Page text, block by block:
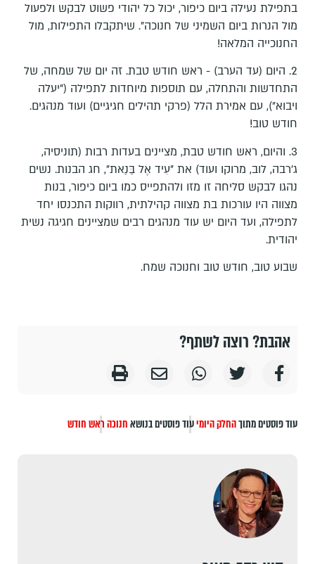
בתפילת נעילה ביום כיפור, יכול כל יהודי פשוט לבקש ולפעול
מול הנרות ביום השמיני של חנוכה". שיתקבלו התפילות, מול
החנוכייה המלאה!
2. היום (עד הערב) - ראש חודש טבת. זה יום של שמחה, של
התחדשות והתחלה, עם תוספות מיוחדות לתפילה ("יעלה
ויבוא"), עם אמירת הלל (פרקי תהילים חגיגיים) ועוד מנהגים.
חודש טוב!
3. והיום, ראש חודש טבת, מציינים בעדות רבות (תוניסיה,
ג'רבה, לוב, מרוקו ועוד) את "עִיד אֶל בַּנַאת", חג הבנות. נשים
נהגו לבקש סליחה זו מזו ולהתפייס כמו ביום כיפור, בנות
מצווה היו עורכות בת מצווה קהילתית, רווקות התכנסו יחד
לתפילה, ועד היום יש עוד מנהגים רבים שמציינים חגיגה נשית
יהודית.
שבוע טוב, חודש טוב וחנוכה שמח.
אהבת? רוצה לשתף?
עוד פוסטים מתוךהחלק היומיעוד פוסטים בנושאחנוכהראש חודש